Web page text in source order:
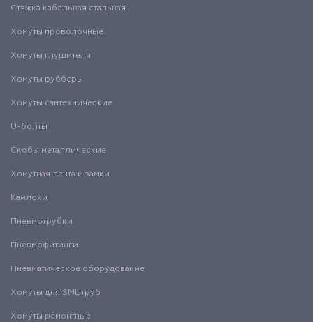
Стяжка кабельная стальная
Хомуты проволочные
Хомуты глушителя
Хомуты рубберы
Хомуты сантехнические
U-болты
Скобы металлические
Хомутная лента и замки
Камлоки
Пневмотрубки
Пневмофитинги
Пневматическое оборудование
Хомуты для SML труб
Хомуты ремонтные